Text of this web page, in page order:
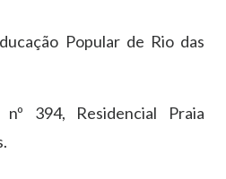
Popular de Rio das
394, Residencial Praia